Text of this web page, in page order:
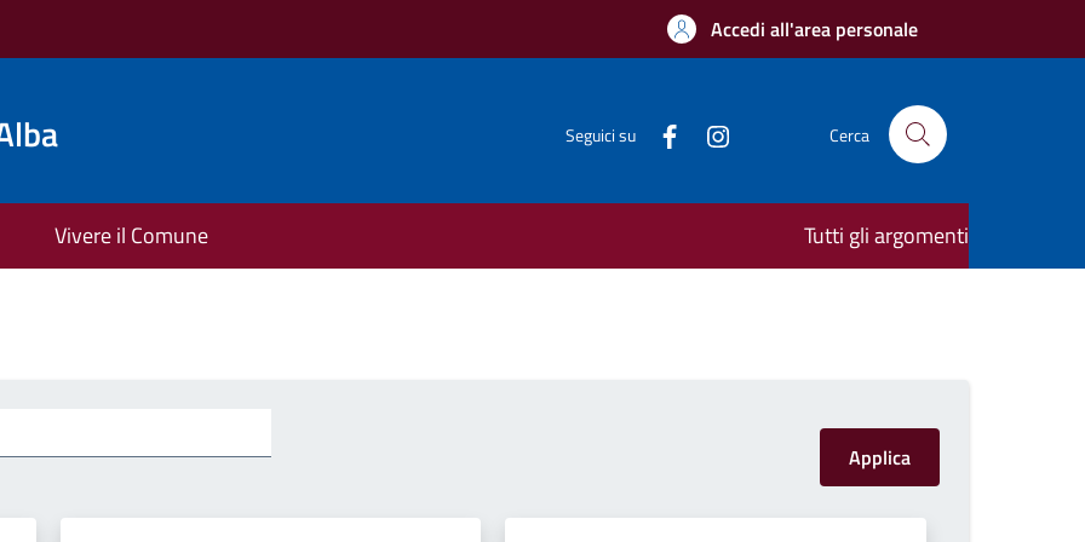
Accedi all'area personale
Seguici su Cerca
Vivere il Comune Tutti gli argomenti